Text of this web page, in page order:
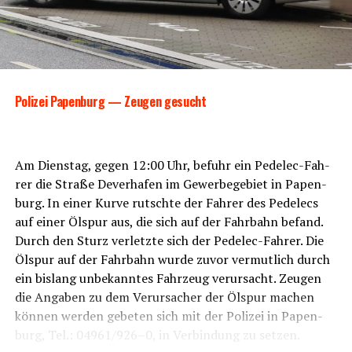
nur von Fach­kräf­ten abge­brannt wer­den dür­fen. Sol­che
Feu­er­werks­kör­per haben eine enor­me Explo­si­ons­kraft
und kön­nen bei unsach­ge­mä­ßer Hand­ha­bung schwer­
wie­gen­de Schä­den an Men­schen und Sach­wer­ten
fes­sio­nel­len Gebrauch bestimmt, derunsach­ge­mä­ße
Umgangund dieunsach­ge­mä­ße Lage­rung stel­len
daher eine mas­si­ve Gefähr­dung für dieöffent­li­che
Sicher­heitdar. Da die Lage­rung in einer nicht gesi­cher­
ten Hal­le ohne not­wen­di­ge Sicher­heits­vor­keh­run­gen
erfolg­te, hät­te dies zukata­stro­pha­len Explo­sio­nen
füh­ren kön­nen. Glück­li­cher­wei­se konn­te die Poli­zei die
gefähr­li­che Situa­ti­on schnell ent­schär­fen und schlim­
me­res verhindern.
Poli­zei Papen­burg — Zeu­gen gesucht
Am Diens­tag, gegen 12:00 Uhr, befuhr ein Pedelec-Fah­
rer die Stra­ße Dever­ha­fen im Gewer­be­ge­biet in Papen­
burg. In einer Kur­ve rutsch­te der Fah­rer des Pedelecs
auf einer Ölspur aus, die sich auf der Fahr­bahn befand.
Durch den Sturz ver­letz­te sich der Pedelec-Fah­rer. Die
Ölspur auf der Fahr­bahn wur­de zuvor ver­mut­lich durch
ein bis­lang unbe­kann­tes Fahr­zeug ver­ur­sacht. Zeu­gen
die Anga­ben zu dem Ver­ur­sa­cher der Ölspur machen
kön­nen wer­den gebe­ten sich mit der Poli­zei in Papen­
burg, Tel.: 04961/926–0, in Ver­bin­dung zu setzen.